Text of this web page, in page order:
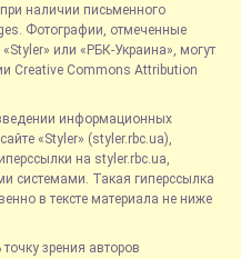
наличии письменного
Фотографии, отмеченные
или «РБК-Украина», могут
Creative Commons Attribution
информационных
«Styler» (styler.rbc.ua),
на styler.rbc.ua,
системами. Такая гиперссылка
в тексте материала не ниже
зрения авторов